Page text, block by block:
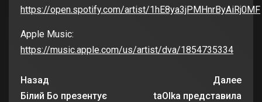
https://open.spotify.com/artist/1hE8ya3jPMHnrByAiRj0MF
Apple Music:
https://music.apple.com/us/artist/dva/1854735334
Назад
Білий Бо презентує
Далее
taOlka представила